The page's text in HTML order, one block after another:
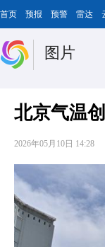
首页 预报 预警 雷达
图片
北京气温
2026年05月10日 14:28